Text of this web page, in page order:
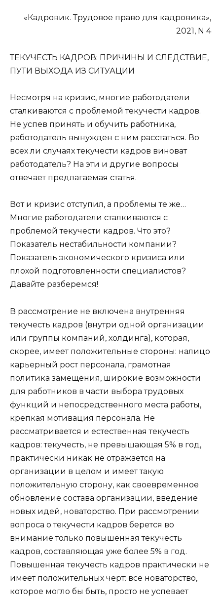
«Кадровик. Трудовое право для кадровика»,
2021, N 4
ТЕКУЧЕСТЬ КАДРОВ: ПРИЧИНЫ И СЛЕДСТВИЕ,
ПУТИ ВЫХОДА ИЗ СИТУАЦИИ
Несмотря на кризис, многие работодатели
сталкиваются с проблемой текучести кадров.
Не успев принять и обучить работника,
работодатель вынужден с ним расстаться. Во
всех ли случаях текучести кадров виноват
работодатель? На эти и другие вопросы
отвечает предлагаемая статья.
Вот и кризис отступил, а проблемы те же…
Многие работодатели сталкиваются с
проблемой текучести кадров. Что это?
Показатель нестабильности компании?
Показатель экономического кризиса или
плохой подготовленности специалистов?
Давайте разберемся!
В рассмотрение не включена внутренняя
текучесть кадров (внутри одной организации
или группы компаний, холдинга), которая,
скорее, имеет положительные стороны: налицо
карьерный рост персонала, грамотная
политика замещения, широкие возможности
для работников в части выбора трудовых
функций и непосредственного места работы,
крепкая мотивация персонала. Не
рассматривается и естественная текучесть
кадров: текучесть, не превышающая 5% в год,
практически никак не отражается на
организации в целом и имеет такую
положительную сторону, как своевременное
обновление состава организации, введение
новых идей, новаторство. При рассмотрении
вопроса о текучести кадров берется во
внимание только повышенная текучесть
кадров, составляющая уже более 5% в год.
Повышенная текучесть кадров практически не
имеет положительных черт: все новаторство,
которое могло бы быть, просто не успевает